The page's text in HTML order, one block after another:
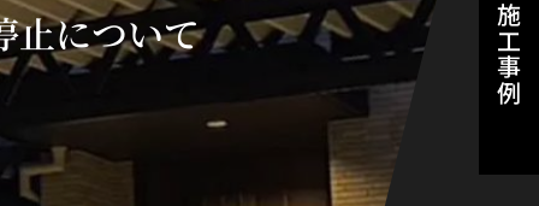
止について 施工事例